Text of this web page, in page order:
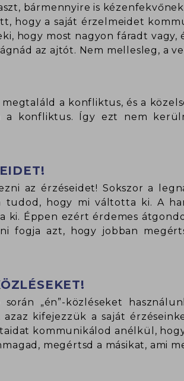
bármennyire is
hogy a saját érzelmeidet
hogy most nagyon fáradt vagy,
az ajtót. Nem mellesleg, a
megtaláld a konfliktus, és a
a konfliktus. Így ezt nem
az érzéseidet! Sokszor a
tudod, hogy mi váltotta ki. A
ki. Éppen ezért érdemes
fogja azt, hogy jobban
„én”-közléseket
kifejezzük a saját
kommunikálod anélkül,
megértsd a másikat, ami